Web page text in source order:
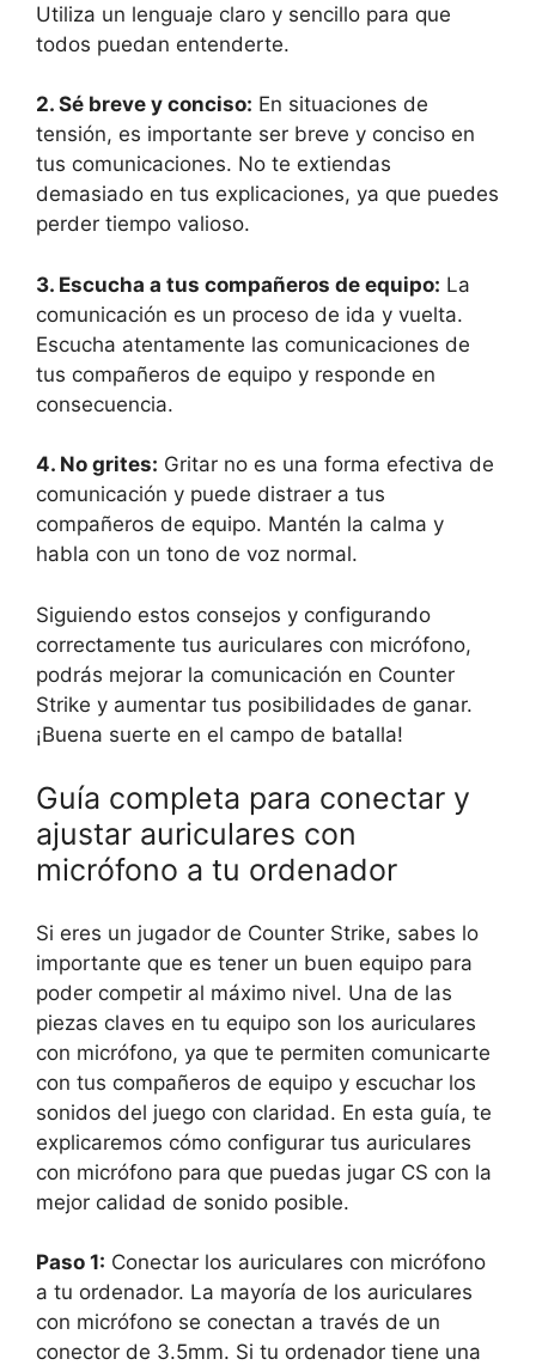
Utiliza un lenguaje claro y sencillo para que
todos puedan entenderte.
2. Sé breve y conciso: En situaciones de
tensión, es importante ser breve y conciso en
tus comunicaciones. No te extiendas
demasiado en tus explicaciones, ya que puedes
perder tiempo valioso.
3. Escucha a tus compañeros de equipo: La
comunicación es un proceso de ida y vuelta.
Escucha atentamente las comunicaciones de
tus compañeros de equipo y responde en
consecuencia.
4. No grites: Gritar no es una forma efectiva de
comunicación y puede distraer a tus
compañeros de equipo. Mantén la calma y
habla con un tono de voz normal.
Siguiendo estos consejos y configurando
correctamente tus auriculares con micrófono,
podrás mejorar la comunicación en Counter
Strike y aumentar tus posibilidades de ganar.
¡Buena suerte en el campo de batalla!
Guía completa para conectar y
ajustar auriculares con
micrófono a tu ordenador
Si eres un jugador de Counter Strike, sabes lo
importante que es tener un buen equipo para
poder competir al máximo nivel. Una de las
piezas claves en tu equipo son los auriculares
con micrófono, ya que te permiten comunicarte
con tus compañeros de equipo y escuchar los
sonidos del juego con claridad. En esta guía, te
explicaremos cómo configurar tus auriculares
con micrófono para que puedas jugar CS con la
mejor calidad de sonido posible.
Paso 1: Conectar los auriculares con micrófono
a tu ordenador. La mayoría de los auriculares
con micrófono se conectan a través de un
conector de 3.5mm. Si tu ordenador tiene una